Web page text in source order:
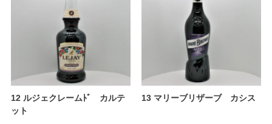
12 ルジェクレームﾄﾞ カルテ
ット
13 マリーブリザーブ カシス